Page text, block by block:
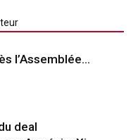
l’Assemblée…
deal